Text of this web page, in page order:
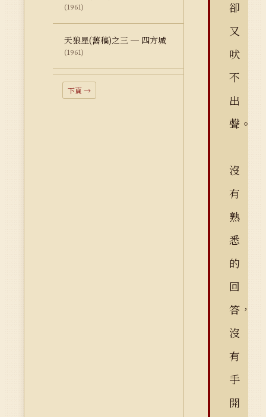
(1961)
天狼星(舊稿)之三 ─ 四方城
(1961)
下頁 →
卻
又
吠
不
出
聲。
沒
有
熟
悉
的
回
答，
沒
有
手
開